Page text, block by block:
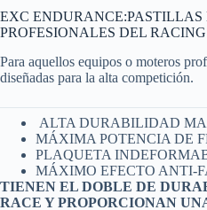
EXC ENDURANCE:PASTILLAS
PROFESIONALES DEL RACING
Para aquellos equipos o moteros
diseñadas para la alta competición.
ALTA DURABILIDAD
MÁXIMA POTENCIA DE
PLAQUETA
MÁXIMO EFECTO ANTI-
TIENEN EL DOBLE DE
RACE Y PROPORCIONAN